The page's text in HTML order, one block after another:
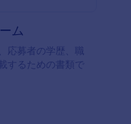
ム
応募者の学歴、職
するための書類で